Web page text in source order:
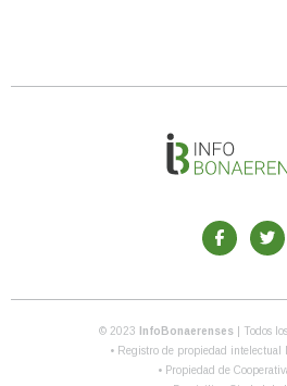
© 2023 InfoBonaerenses
| Todos
• Registro de propiedad intelectual
• Propiedad de